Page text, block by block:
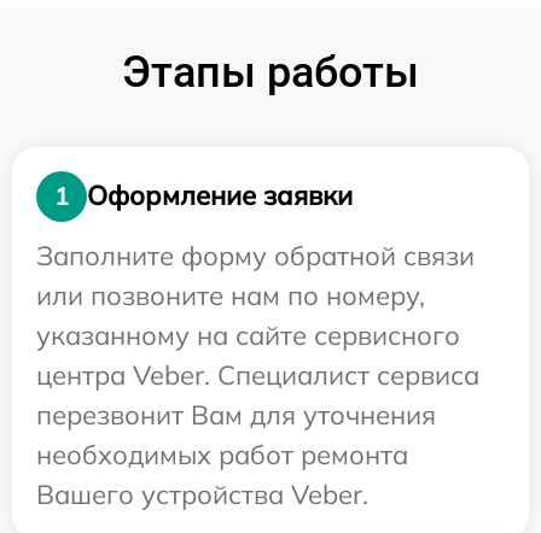
Этапы работы
1
Оформление заявки
Заполните форму обратной связи
или позвоните нам по номеру,
указанному на сайте сервисного
центра Veber. Специалист сервиса
перезвонит Вам для уточнения
необходимых работ ремонта
Вашего устройства Veber.